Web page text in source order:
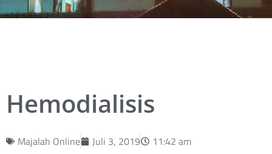
Hemodialisis
Majalah Online Juli 3, 2019 11:42 am